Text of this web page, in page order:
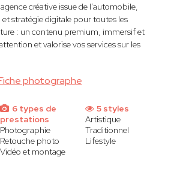
photographe
créative issue de l’automobile,
stratégie digitale pour toutes les
: un contenu premium, immersif et
et valorise vos services sur les
6 types de
prestations
Photographie
Retouche photo
Vidéo et montage
5 styles
Artistique
Traditionnel
Lifestyle